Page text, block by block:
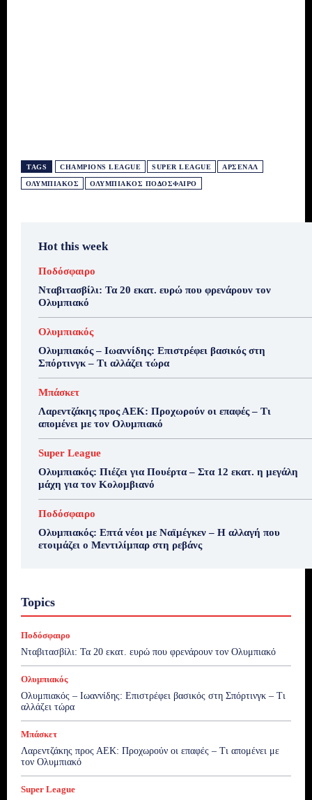
TAGS CHAMPIONS LEAGUE SUPER LEAGUE ΆΡΣΕΝΑΛ
ΟΛΥΜΠΙΑΚΌΣ ΟΛΥΜΠΙΑΚΌΣ ΠΟΔΌΣΦΑΙΡΟ
Hot this week
Ποδόσφαιρο
Νταβιτασβίλι: Τα 20 εκατ. ευρώ που φρενάρουν τον
Ολυμπιακό
Ολυμπιακός
Ολυμπιακός – Ιωαννίδης: Επιστρέφει βασικός στη
Σπόρτινγκ – Τι αλλάζει τώρα
Μπάσκετ
Λαρεντζάκης προς ΑΕΚ: Προχωρούν οι επαφές – Τι
απομένει με τον Ολυμπιακό
Super League
Ολυμπιακός: Πιέζει για Πουέρτα – Στα 12 εκατ. η μεγάλη
μάχη για τον Κολομβιανό
Ποδόσφαιρο
Ολυμπιακός: Επτά νέοι με Ναϊμέγκεν – Η αλλαγή που
ετοιμάζει ο Μεντιλίμπαρ στη ρεβάνς
Topics
Ποδόσφαιρο
Νταβιτασβίλι: Τα 20 εκατ. ευρώ που φρενάρουν τον Ολυμπιακό
Ολυμπιακός
Ολυμπιακός – Ιωαννίδης: Επιστρέφει βασικός στη Σπόρτινγκ – Τι
αλλάζει τώρα
Μπάσκετ
Λαρεντζάκης προς ΑΕΚ: Προχωρούν οι επαφές – Τι απομένει με
τον Ολυμπιακό
Super League